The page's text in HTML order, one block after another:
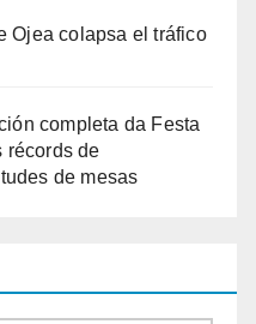
Ojea colapsa el tráfico
completa da Festa
récords de
de mesas